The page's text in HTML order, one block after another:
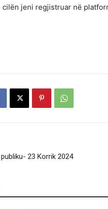
jeni regjistruar në
23 Korrik 2024